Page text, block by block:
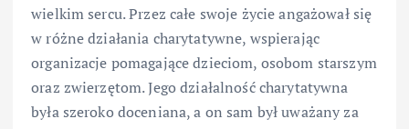
wielkim sercu. Przez całe swoje życie angażował się
w różne działania charytatywne, wspierając
organizacje pomagające dzieciom, osobom starszym
oraz zwierzętom. Jego działalność charytatywna
była szeroko doceniana, a on sam był uważany za